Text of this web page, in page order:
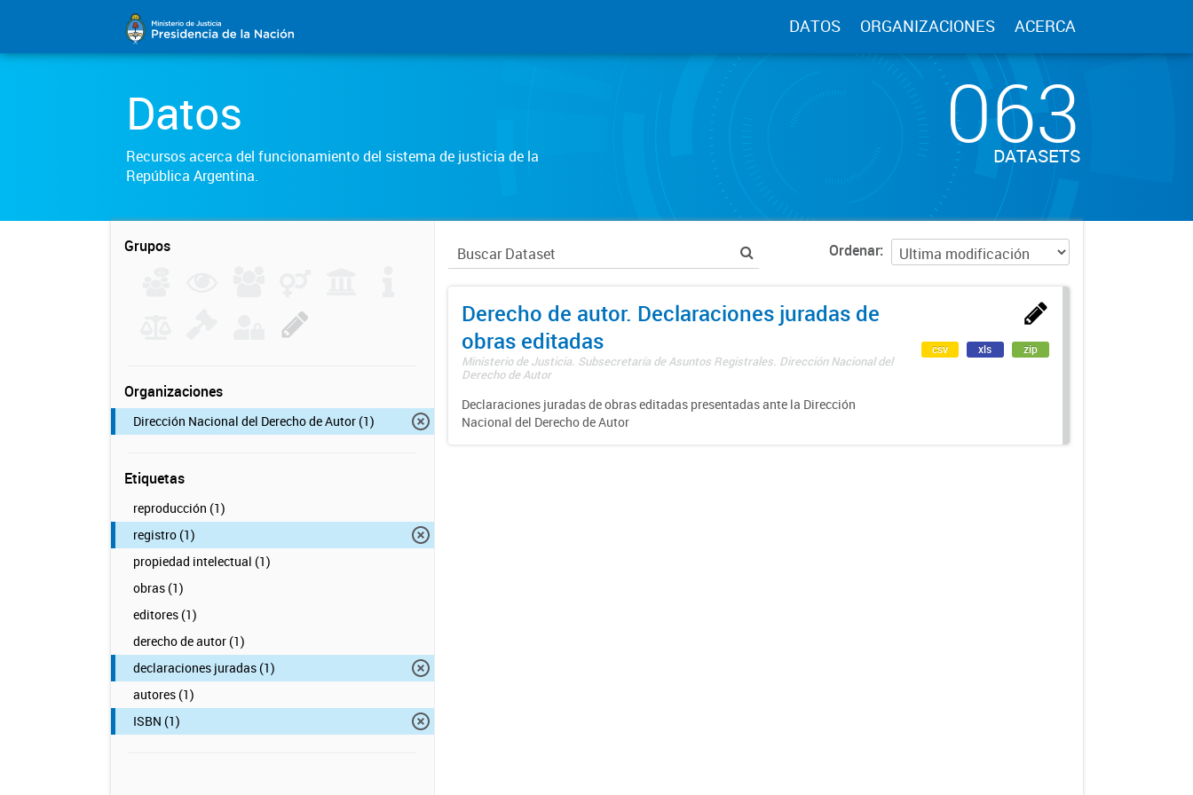
DATOS ORGANIZACIONES ACERCA
Datos
Recursos acerca del funcionamiento del sistema de justicia de la
República Argentina.
063
DATASETS
Grupos
Organizaciones
Dirección Nacional del Derecho de Autor (1)
Etiquetas
reproducción (1)
registro (1)
propiedad intelectual (1)
obras (1)
editores (1)
derecho de autor (1)
declaraciones juradas (1)
autores (1)
ISBN (1)
Ordenar
Derecho de autor. Declaraciones juradas de
obras editadas
Ministerio de Justicia. Subsecretaría de Asuntos Registrales. Dirección Nacional del
Derecho de Autor
Declaraciones juradas de obras editadas presentadas ante la Dirección
Nacional del Derecho de Autor
csv xls zip